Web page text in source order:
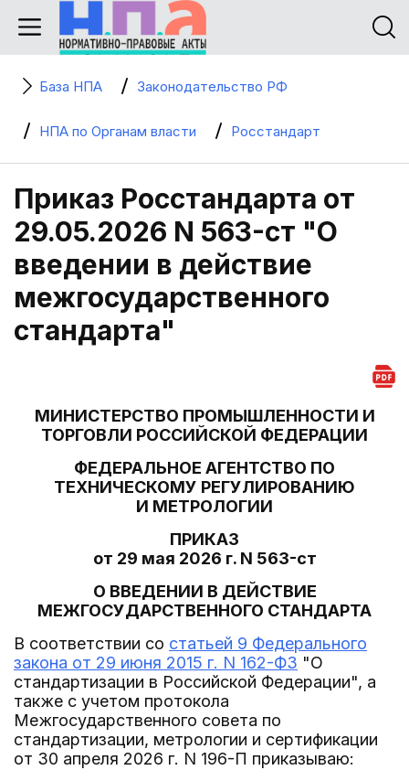
База НПА Законодательство РФ
НПА по Органам власти Росстандарт
Приказ Росстандарта от
29.05.2026 N 563-ст "О
введении в действие
межгосударственного
стандарта"
МИНИСТЕРСТВО ПРОМЫШЛЕННОСТИ И
ТОРГОВЛИ РОССИЙСКОЙ ФЕДЕРАЦИИ
ФЕДЕРАЛЬНОЕ АГЕНТСТВО ПО
ТЕХНИЧЕСКОМУ РЕГУЛИРОВАНИЮ
И МЕТРОЛОГИИ
ПРИКАЗ
от 29 мая 2026 г. N 563-ст
О ВВЕДЕНИИ В ДЕЙСТВИЕ
МЕЖГОСУДАРСТВЕННОГО СТАНДАРТА
В соответствии со статьей 9 Федерального
закона от 29 июня 2015 г. N 162-ФЗ "О
стандартизации в Российской Федерации", а
также с учетом протокола
Межгосударственного совета по
стандартизации, метрологии и сертификации
от 30 апреля 2026 г. N 196-П приказываю: